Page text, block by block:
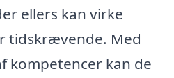
ellers kan virke
tidskrævende. Med
kompetencer kan de